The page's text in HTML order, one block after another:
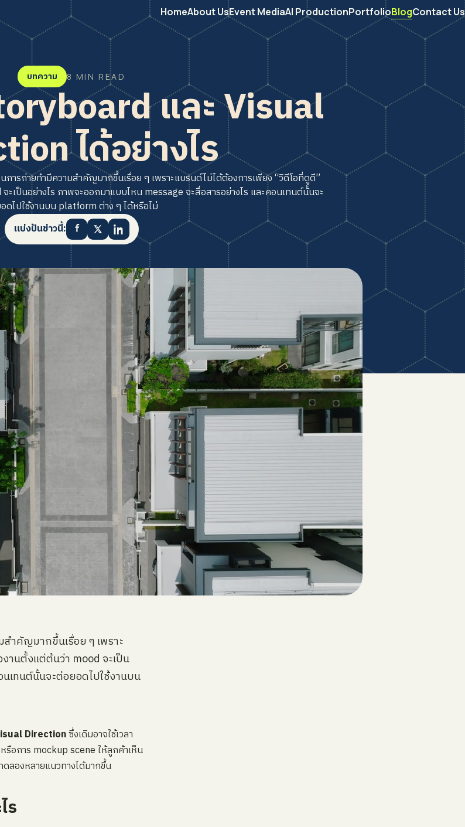
HomeAbout UsEvent MediaAI ProductionPortfolioBlogContact Us
บทความ 8 MIN READ
และ Visual
ได้อย่างไร
ารถ่ายทำมีความสำคัญมากขึ้นเรื่อย ๆ เพราะแบรนด์ไม่ได้ต้องการเพียง “วิดีโอที่ดูดี”
เป็นอย่างไร ภาพจะออกมาแบบไหน message จะสื่อสารอย่างไร และคอนเทนต์นั้นจะ
ดไปใช้งานบน platform ต่าง ๆ ได้หรือไม่
แบ่งปันข่าวนี้:
ำคัญมากขึ้นเรื่อย ๆ เพราะ
านตั้งแต่ต้นว่า mood จะเป็น
เทนต์นั้นจะต่อยอดไปใช้งานบน
Directionซึ่งเดิมอาจใช้เวลา
อการ mockup scene ให้ลูกค้าเห็น
ลองหลายแนวทางได้มากขึ้น
ร